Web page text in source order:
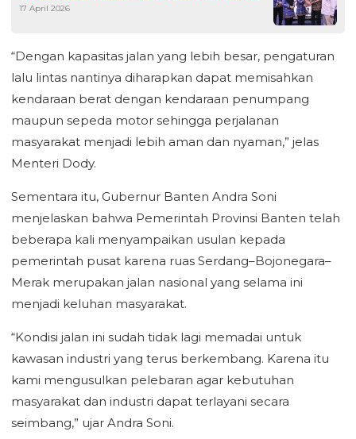
2026
17 April 2026
“Dengan kapasitas jalan yang lebih besar, pengaturan
lalu lintas nantinya diharapkan dapat memisahkan
kendaraan berat dengan kendaraan penumpang
maupun sepeda motor sehingga perjalanan
masyarakat menjadi lebih aman dan nyaman,” jelas
Menteri Dody.
Sementara itu, Gubernur Banten Andra Soni
menjelaskan bahwa Pemerintah Provinsi Banten telah
beberapa kali menyampaikan usulan kepada
pemerintah pusat karena ruas Serdang–Bojonegara–
Merak merupakan jalan nasional yang selama ini
menjadi keluhan masyarakat.
“Kondisi jalan ini sudah tidak lagi memadai untuk
kawasan industri yang terus berkembang. Karena itu
kami mengusulkan pelebaran agar kebutuhan
masyarakat dan industri dapat terlayani secara
seimbang,” ujar Andra Soni.